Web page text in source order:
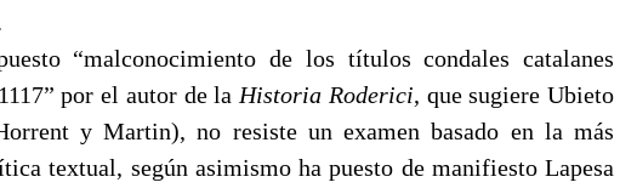
“malconocimiento de los títulos condales catalanes
por el autor de la Historia Roderici, que sugiere Ubieto
y Martin), no resiste un examen basado en la más
textual, según asimismo ha puesto de manifiesto Lapesa